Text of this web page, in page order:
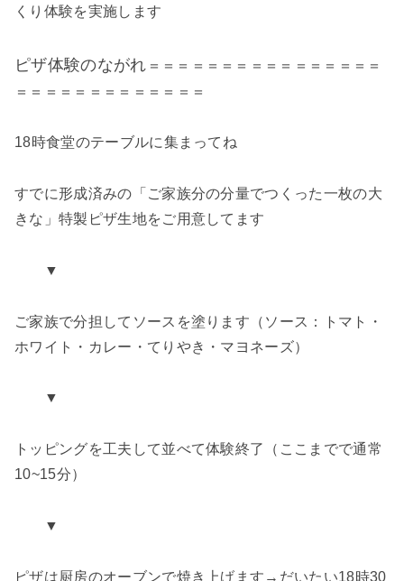
くり体験を実施します
ピザ体験のながれ ＝＝＝＝＝＝＝＝＝＝＝＝＝＝＝＝
＝＝＝＝＝＝＝＝＝＝＝＝＝
18時食堂のテーブルに集まってね
すでに形成済みの「ご家族分の分量でつくった一枚の大
きな」特製ピザ生地をご用意してます
▼
ご家族で分担してソースを塗ります（ソース：トマト・
ホワイト・カレー・てりやき・マヨネーズ）
▼
トッピングを工夫して並べて体験終了（ここまでで通常
10~15分）
▼
ピザは厨房のオーブンで焼き上げます→だいたい18時30